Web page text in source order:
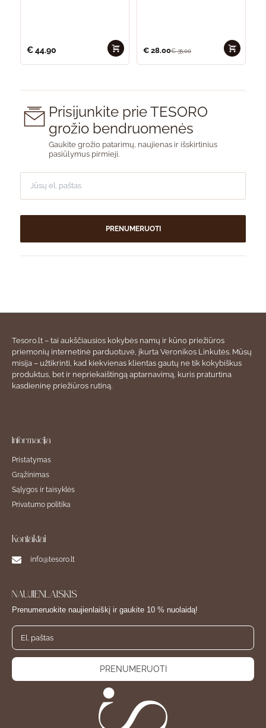
€44.90 € 28.00€35.00
Prisijunkite prie TESORO
grožio bendruomenės
Gaukite grožio patarimų, naujienas ir išskirtinius
pasiūlymus pirmieji.
PRENUMERUOTI
Tesoro.lt – tai aukščiausios kokybės namų ir kūno priežiūros
priemonių internetinė parduotuvė, įkurta Veronikos Linkutės. Mūsų
misija – užtikrinti, kad kiekvienas klientas gautų ne tik kokybiškus
produktus, bet ir nepriekaištingą aptarnavimą, kuris praturtina
kasdieninę priežiūros rutiną.
Informacija
Pristatymas
Grąžinimas
Sąlygos ir taisyklės
Privatumo politika
Kontaktai
info@tesoro.lt
NAUJIENLAIŠKIS
Prenumeruokite naujienlaiškį ir gaukite 10 % nuolaidą!
PRENUMERUOTI